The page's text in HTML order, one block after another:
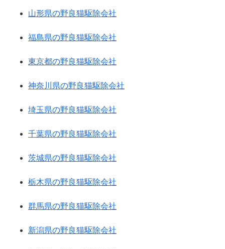
山形県の野良猫駆除会社
福島県の野良猫駆除会社
東京都の野良猫駆除会社
神奈川県の野良猫駆除会社
埼玉県の野良猫駆除会社
千葉県の野良猫駆除会社
茨城県の野良猫駆除会社
栃木県の野良猫駆除会社
群馬県の野良猫駆除会社
新潟県の野良猫駆除会社